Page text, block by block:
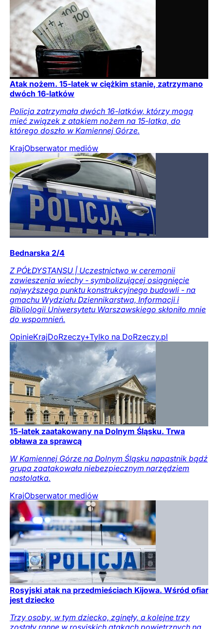
Atak nożem. 15-latek w ciężkim stanie, zatrzymano
dwóch 16-latków
Policja zatrzymała dwóch 16-latków, którzy mogą
mieć związek z atakiem nożem na 15-latka, do
którego doszło w Kamiennej Górze.
KrajObserwator mediów
Bednarska 2/4
Z PÓŁDYSTANSU | Uczestnictwo w ceremonii
zawieszenia wiechy - symbolizującej osiągnięcie
najwyższego punktu konstrukcyjnego budowli - na
gmachu Wydziału Dziennikarstwa, Informacji i
Bibliologii Uniwersytetu Warszawskiego skłoniło mnie
do wspomnień.
OpinieKrajDoRzeczy+Tylko na DoRzeczy.pl
15-latek zaatakowany na Dolnym Śląsku. Trwa
obława za sprawcą
W Kamiennej Górze na Dolnym Śląsku napastnik bądź
grupa zaatakowała niebezpiecznym narzędziem
nastolatka.
KrajObserwator mediów
Rosyjski atak na przedmieściach Kijowa. Wśród ofiar
jest dziecko
Trzy osoby, w tym dziecko, zginęły, a kolejne trzy
zostały ranne w rosyjskich atakach powietrznych na